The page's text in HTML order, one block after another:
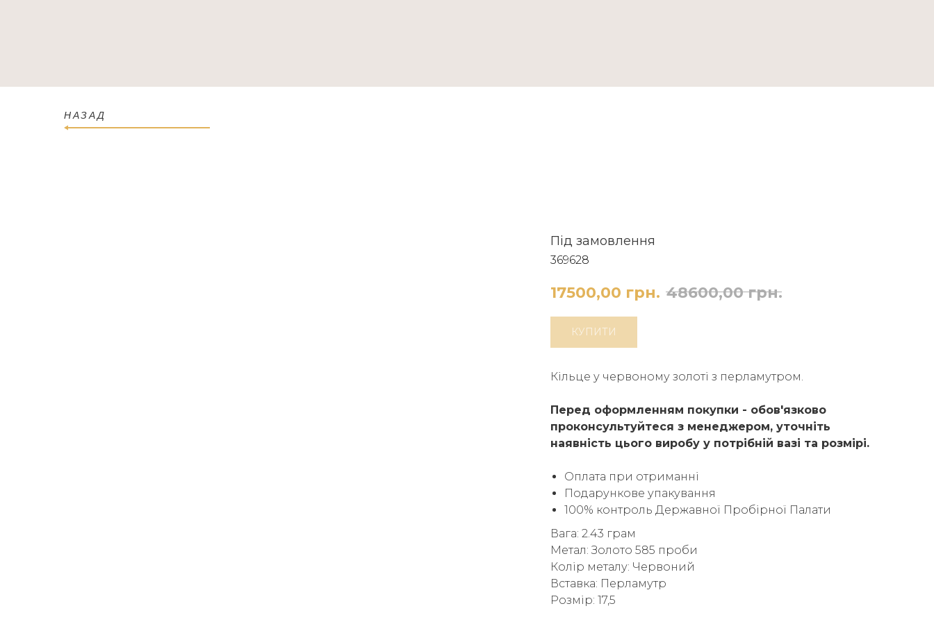
НАЗАД
Під замовлення
369628
17500,00 грн. 48600,00 грн.
КУПИТИ
Кільце у червоному золоті з перламутром.
Перед оформленням покупки - обов'язково
проконсультуйтеся з менеджером, уточніть
наявність цього виробу у потрібній вазі та розмірі.
Оплата при отриманні
Подарункове упакування
100% контроль Державної Пробірної Палати
Вага: 2.43 грам
Метал: Золото 585 проби
Колір металу: Червоний
Вставка: Перламутр
Розмір: 17,5